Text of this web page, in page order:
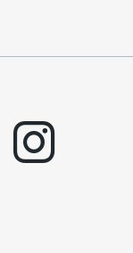
instagram